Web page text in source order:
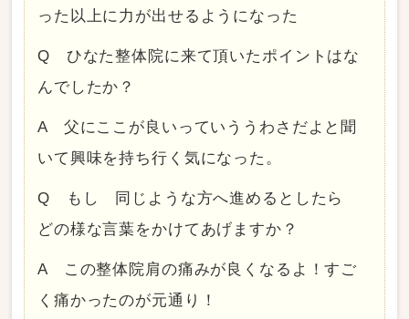
った以上に力が出せるようになった
Q ひなた整体院に来て頂いたポイントはな
んでしたか？
A 父にここが良いっていううわさだよと聞
いて興味を持ち行く気になった。
Q もし 同じような方へ進めるとしたら
どの様な言葉をかけてあげますか？
A この整体院肩の痛みが良くなるよ！すご
く痛かったのが元通り！